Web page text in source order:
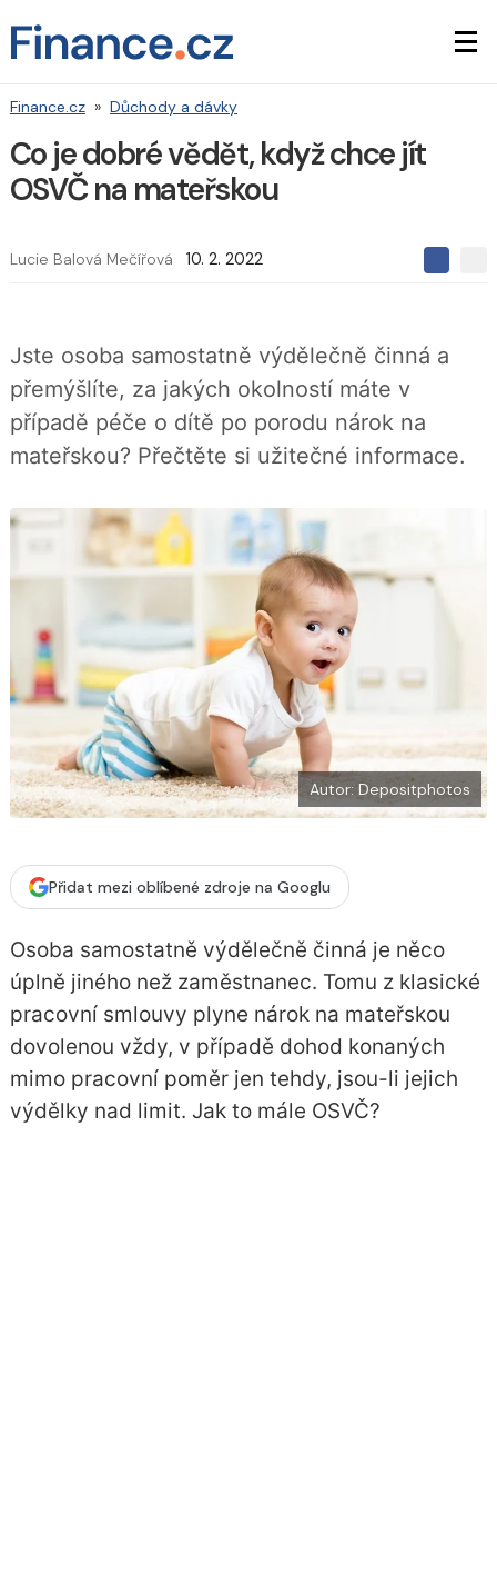
Finance.cz » Důchody a dávky
Co je dobré vědět, když chce jít
OSVČ na mateřskou
Lucie Balová Mečířová 10. 2. 2022
S
l
t
S
j
a
Jste osoba samostatně výdělečně činná a
přemýšlíte, za jakých okolností máte v
případě péče o dítě po porodu nárok na
mateřskou? Přečtěte si užitečné informace.
Autor: Depositphotos
Přidat mezi oblíbené zdroje na Googlu
Osoba samostatně výdělečně činná je něco
úplně jiného než zaměstnanec. Tomu z klasické
pracovní smlouvy plyne nárok na mateřskou
dovolenou vždy, v případě dohod konaných
mimo pracovní poměr jen tehdy, jsou-li jejich
výdělky nad limit. Jak to mále OSVČ?